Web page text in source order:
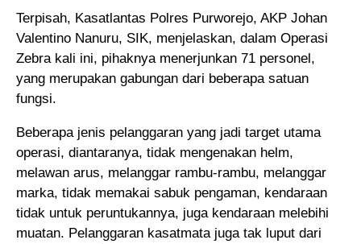
Terpisah, Kasatlantas Polres Purworejo, AKP Johan
Valentino Nanuru, SIK, menjelaskan, dalam Operasi
Zebra kali ini, pihaknya menerjunkan 71 personel,
yang merupakan gabungan dari beberapa satuan
fungsi.
Beberapa jenis pelanggaran yang jadi target utama
operasi, diantaranya, tidak mengenakan helm,
melawan arus, melanggar rambu-rambu, melanggar
marka, tidak memakai sabuk pengaman, kendaraan
tidak untuk peruntukannya, juga kendaraan melebihi
muatan. Pelanggaran kasatmata juga tak luput dari